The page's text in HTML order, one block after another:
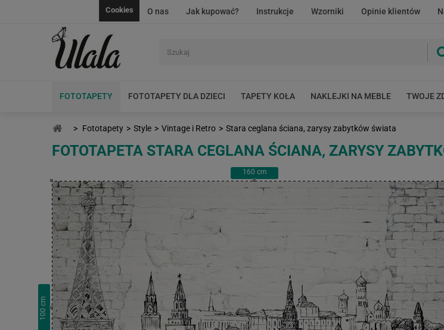
O nas Jak kupować? Instrukcje Wzorniki Opinie klientów
Cookies
FOTOTAPETY FOTOTAPETY DLA DZIECI TAPETY KOŁA NAKLEJKI NA MEBLE TWOJE
> Fototapety > Style > Vintage i Retro > Stara ceglana ściana, zarysy zabytków świata
FOTOTAPETA STARA CEGLANA ŚCIANA, ZARYSY
160 cm
100
cm